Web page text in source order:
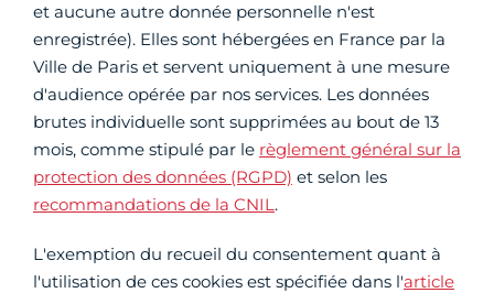
et aucune autre donnée personnelle n'est
enregistrée). Elles sont hébergées en France par la
Ville de Paris et servent uniquement à une mesure
d'audience opérée par nos services. Les données
brutes individuelle sont supprimées au bout de 13
mois, comme stipulé par le règlement général sur la
protection des données (RGPD) et selon les
recommandations de la CNIL.
L'exemption du recueil du consentement quant à
l'utilisation de ces cookies est spécifiée dans l'article